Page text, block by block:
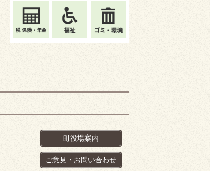
町役場案内
ご意見・お問い合わせ